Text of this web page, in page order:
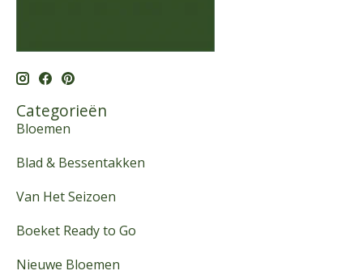
Categorieën
Bloemen
Blad & Bessentakken
Van Het Seizoen
Boeket Ready to Go
Nieuwe Bloemen